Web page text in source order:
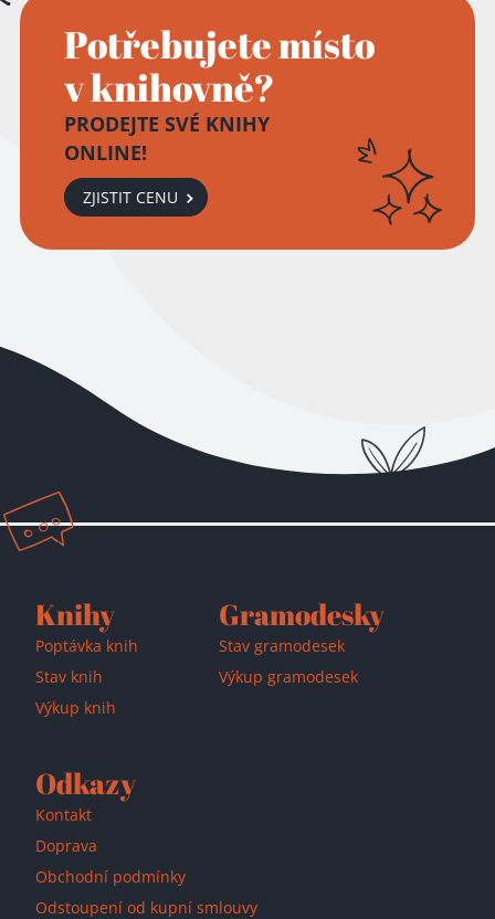
Potřebujete místo
v knihovně?
PRODEJTE SVÉ KNIHY
ONLINE!
ZJISTIT CENU
Přidáno do košíku!
Knihy
Poptávka knih
Stav knih
Výkup knih
Gramodesky
Stav gramodesek
Výkup gramodesek
Odkazy
Kontakt
Doprava
Obchodní podmínky
Odstoupení od kupní smlouvy